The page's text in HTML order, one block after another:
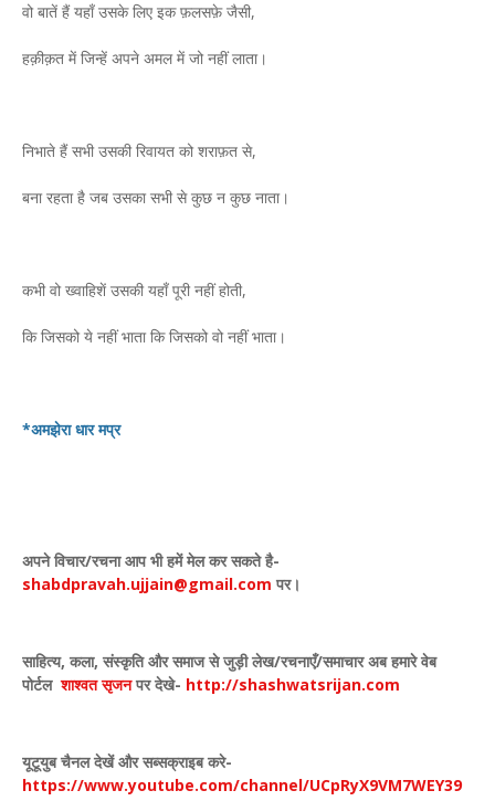
वो बातें हैं यहाँ उसके लिए इक फ़लसफ़े जैसी,
हक़ीक़त में जिन्हें अपने अमल में जो नहीं लाता।
निभाते हैं सभी उसकी रिवायत को शराफ़त से,
बना रहता है जब उसका सभी से कुछ न कुछ नाता।
कभी वो ख्वाहिशें उसकी यहाँ पूरी नहीं होती,
कि जिसको ये नहीं भाता कि जिसको वो नहीं भाता।
*अमझेरा धार मप्र
अपने विचार/रचना आप भी हमें मेल कर सकते है-
shabdpravah.ujjain@gmail.com पर।
साहित्य, कला, संस्कृति और समाज से जुड़ी लेख/रचनाएँ/समाचार अब हमारे वेब
पोर्टल शाश्वत सृजन पर देखे- http://shashwatsrijan.com
यूटूयुब चैनल देखें और सब्सक्राइब करे-
https://www.youtube.com/channel/UCpRyX9VM7WEY39